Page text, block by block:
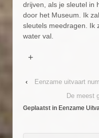
drijven, als je sleutel in
door het Museum. Ik
sleutels meedragen. Ik
water val.
+
‹
Eenzame uitvaart
De meest
Geplaatst in Eenzame